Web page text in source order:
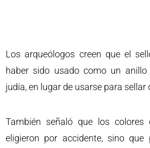
Los arqueólogos creen que el
haber sido usado como un
judía, en lugar de usarse para sellar
También señaló que los colores
eligieron por accidente, sino que